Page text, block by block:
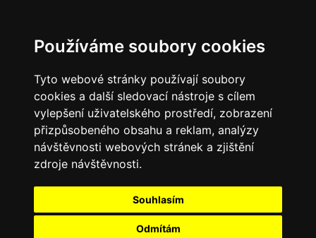
Používáme soubory cookies
Tyto webové stránky používají soubory
cookies a další sledovací nástroje s cílem
vylepšení uživatelského prostředí, zobrazení
přizpůsobeného obsahu a reklam, analýzy
návštěvnosti webových stránek a zjištění
zdroje návštěvnosti.
Souhlasím
Odmítám